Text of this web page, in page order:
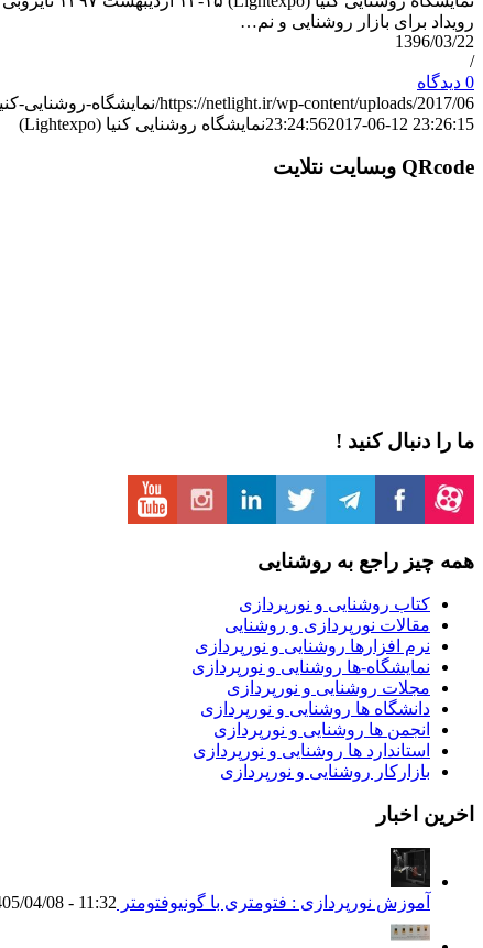
رویداد برای بازار روشنایی و نم…
1396/03/22
/
0 دیدگاه
https://netlight.ir/wp-content/uploads/2017/06/نمایشگاه-روشنایی-کنیا-Lightexpo.jpg
23:24:562017-06-12 23:26:15 نمایشگاه روشنایی کنیا (Lightexpo)
QRcode وبسایت نتلایت
ما را دنبال کنید !
همه چیز راجع به روشنایی
کتاب روشنایی و نورپردازی
مقالات نورپردازی و روشنایی
نرم افزارها روشنایی و نورپردازی
نمایشگاه-ها روشنایی و نورپردازی
مجلات روشنایی و نورپردازی
دانشگاه ها روشنایی و نورپردازی
انجمن ها روشنایی و نورپردازی
استاندارد ها روشنایی و نورپردازی
بازارکار روشنایی و نورپردازی
اخرین اخبار
آموزش نورپردازی : فتومتری با گونیوفتومتر Goniophotometer 04/08 - 11:32